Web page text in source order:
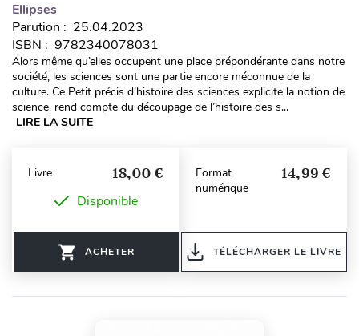
Ellipses
Parution : 25.04.2023
ISBN : 9782340078031
Alors même qu’elles occupent une place prépondérante dans notre
société, les sciences sont une partie encore méconnue de la
culture. Ce Petit précis d’histoire des sciences explicite la notion de
science, rend compte du découpage de l’histoire des s...
LIRE LA SUITE
Livre 18,00 €
Disponible
ACHETER
Format
numérique
14,99 €
TÉLÉCHARGER LE LIVRE